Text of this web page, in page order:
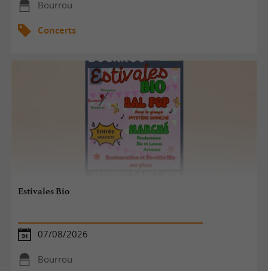
Bourrou
Concerts
Estivales Bio
07/08/2026
Bourrou